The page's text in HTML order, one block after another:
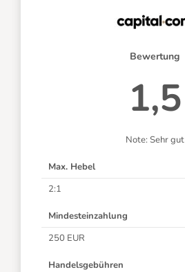
Bewertung
1,5
Note: Sehr gut
Max. Hebel
2:1
Mindesteinzahlung
250 EUR
Handelsgebühren